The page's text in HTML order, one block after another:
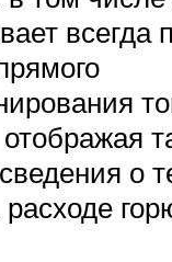
всегда
о